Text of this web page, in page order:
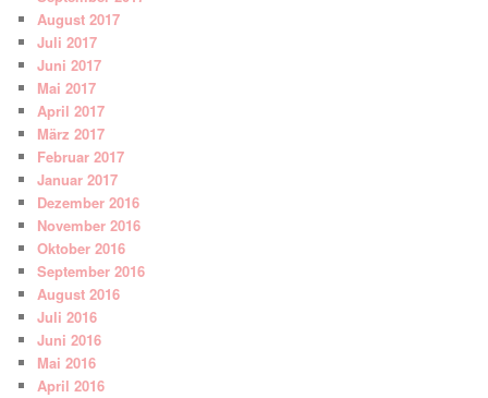
August 2017
Juli 2017
Juni 2017
Mai 2017
April 2017
März 2017
Februar 2017
Januar 2017
Dezember 2016
November 2016
Oktober 2016
September 2016
August 2016
Juli 2016
Juni 2016
Mai 2016
April 2016